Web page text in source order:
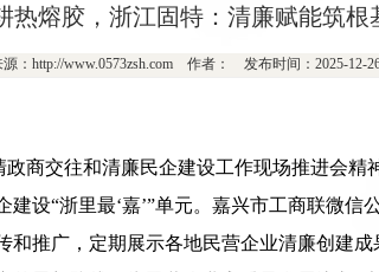
热熔胶，浙江固特：清廉赋能筑
源：http://www.0573zsh.com 作者： 发布时间：2025-12-
政商交往和清廉民企建设工作现场推进会精
设“浙里最‘嘉’”单元。 嘉兴市工商联微信
和推广，定期展示各地民营企业清廉创建成